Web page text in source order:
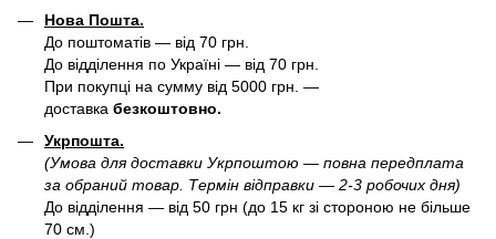
Нова Пошта.
До поштоматів — від 70 грн.
До відділення по Україні — від 70 грн.
При покупці на сумму від 5000 грн. —
доставка безкоштовно.
Укрпошта.
(Умова для доставки Укрпоштою — повна передплата
за обраний товар. Термін відправки — 2-3 робочих дня)
До відділення — від 50 грн (до 15 кг зі стороною не більше
70 см.)